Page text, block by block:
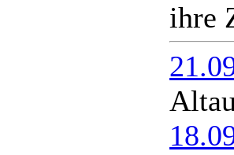
ihre